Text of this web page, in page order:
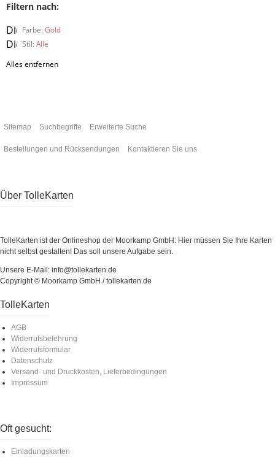
Filtern nach:
Farbe: Gold
Diesen
Artikel
entfernen
Stil: Alle
Diesen
entfernen
Alles entfernen
Sitemap Suchbegriffe Erweiterte Suche
Bestellungen und Rücksendungen Kontaktieren Sie uns
Über TolleKarten
TolleKarten ist der Onlineshop der Moorkamp GmbH: Hier müssen Sie Ihre Karten
nicht selbst gestalten! Das soll unsere Aufgabe sein.
Unsere E-Mail: info@tollekarten.de
Copyright © Moorkamp GmbH / tollekarten.de
TolleKarten
AGB
Widerrufsbelehrung
Widerrufsformular
Datenschutz
Versand- und Druckkosten, Lieferbedingungen
Impressum
Oft gesucht:
Einladungskarten